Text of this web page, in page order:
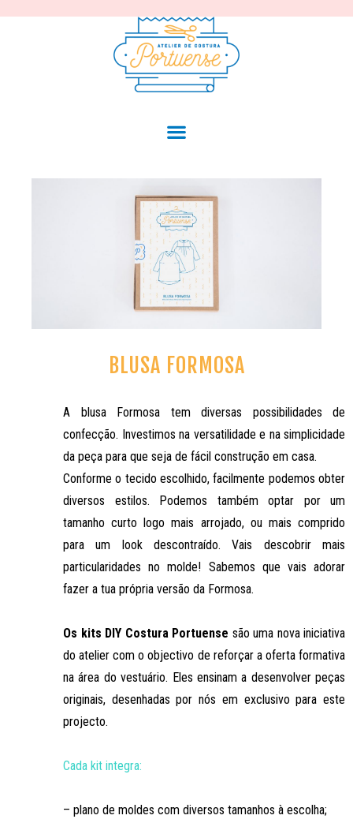
BLUSA FORMOSA
A blusa Formosa tem diversas possibilidades de
confecção. Investimos na versatilidade e na simplicidade
da peça para que seja de fácil construção em casa.
Conforme o tecido escolhido, facilmente podemos obter
diversos estilos. Podemos também optar por um
tamanho curto logo mais arrojado, ou mais comprido
para um look descontraído. Vais descobrir mais
particularidades no molde! Sabemos que vais adorar
fazer a tua própria versão da Formosa.
Os kits DIY Costura Portuense são uma nova iniciativa
do atelier com o objectivo de reforçar a oferta formativa
na área do vestuário. Eles ensinam a desenvolver peças
originais, desenhadas por nós em exclusivo para este
projecto.
Cada kit integra:
– plano de moldes com diversos tamanhos à escolha;